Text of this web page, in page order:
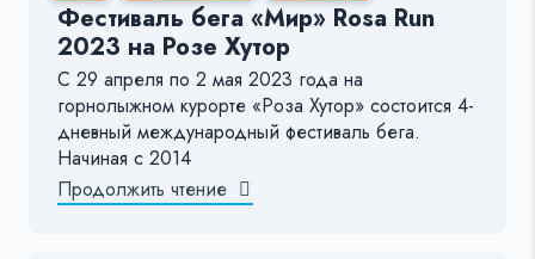
Фестиваль бега «Мир» Rosa Run
2023 на Розе Хутор
С 29 апреля по 2 мая 2023 года на
горнолыжном курорте «Роза Хутор» состоится 4-
дневный международный фестиваль бега.
Начиная с 2014
Продолжить чтение